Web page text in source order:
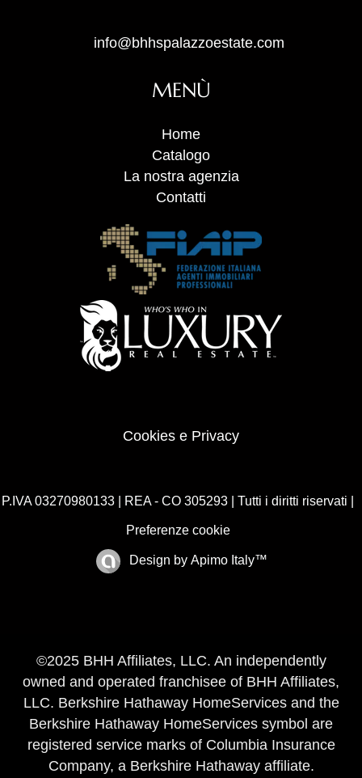
info@bhhspalazzoestate.com
MENÙ
Home
Catalogo
La nostra agenzia
Contatti
Cookies e Privacy
P.IVA 03270980133 | REA - CO 305293 | Tutti i diritti riservati |
Preferenze cookie
Design by Apimo Italy™
©2025 BHH Affiliates, LLC. An independently
owned and operated franchisee of BHH Affiliates,
LLC. Berkshire Hathaway HomeServices and the
Berkshire Hathaway HomeServices symbol are
registered service marks of Columbia Insurance
Company, a Berkshire Hathaway affiliate.